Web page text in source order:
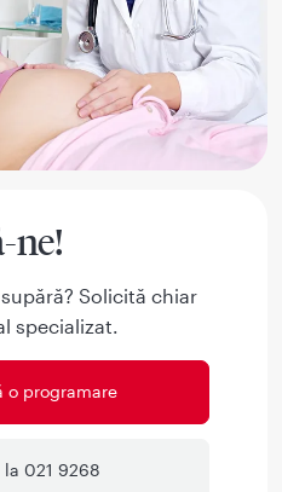
ne!
Solicită chiar
specializat.
o programare
la 021 9268